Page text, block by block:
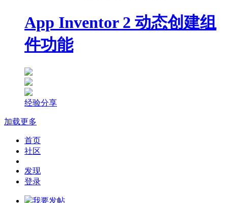
App Inventor 2 动态创建组
件功能
经验分享
加载更多
首页
社区
发现
登录
我要发帖